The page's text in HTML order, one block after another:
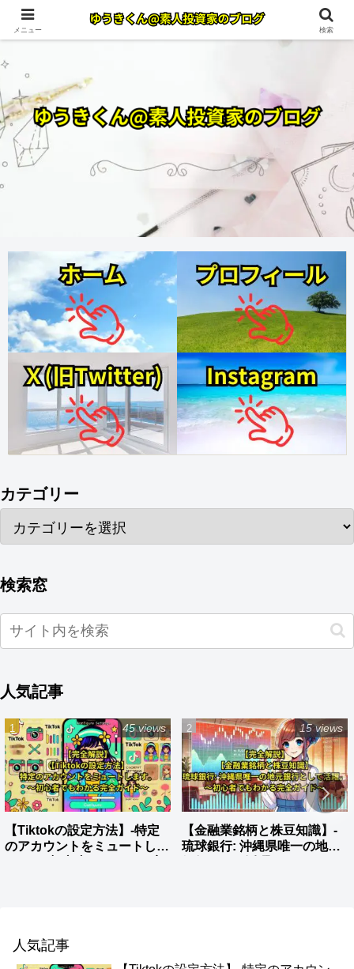
カテゴリー
検索窓
人気記事
【Tiktokの設定方法】-特定
のアカウントをミュートしま
45 views
【金融業銘柄と株豆知識】-
琉球銀行: 沖縄県唯一の地元
15 views
人気記事
メニュー 検索